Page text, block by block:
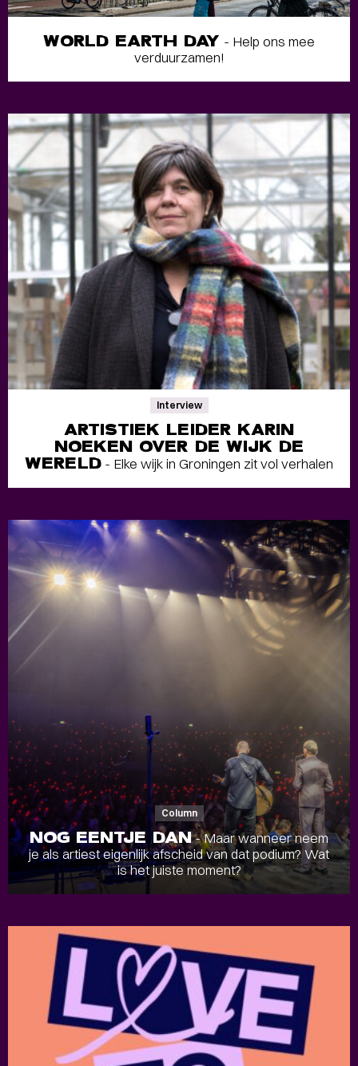
WORLD EARTH DAY - Help ons mee
verduurzamen!
Interview
ARTISTIEK LEIDER KARIN
NOEKEN OVER DE WIJK DE
WERELD- Elke wijk in Groningen zit vol verhalen
Column
NOG EENTJE DAN- Maar wanneer neem
je als artiest eigenlijk afscheid van dat podium? Wat
is het juiste moment?